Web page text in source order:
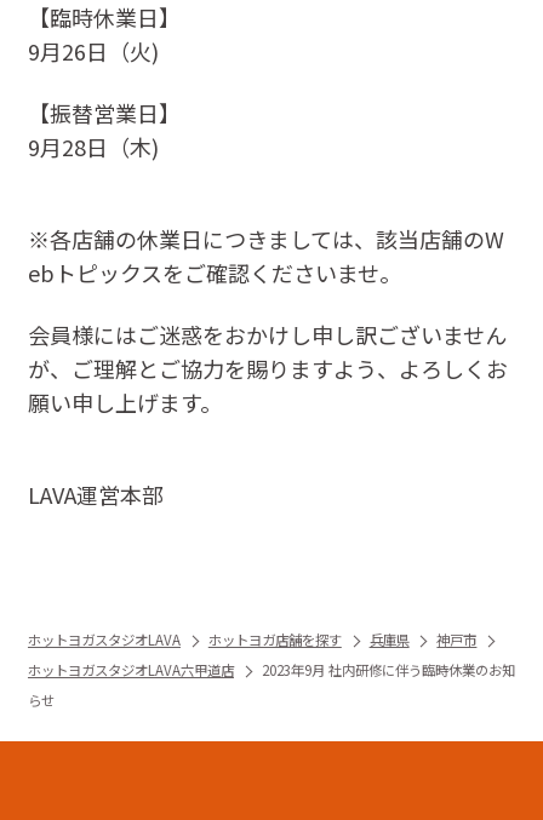
【臨時休業日】
9月26日（火)
【振替営業日】
9月28日（木)
※各店舗の休業日につきましては、該当店舗のW
ebトピックスをご確認くださいませ。
会員様にはご迷惑をおかけし申し訳ございません
が、ご理解とご協力を賜りますよう、よろしくお
願い申し上げます。
LAVA運営本部
ホットヨガスタジオLAVA ホットヨガ店舗を探す 兵庫県
神戸市
ホットヨガスタジオLAVA六甲道店
2023年9月 社内研修に伴う臨時休業のお知
らせ